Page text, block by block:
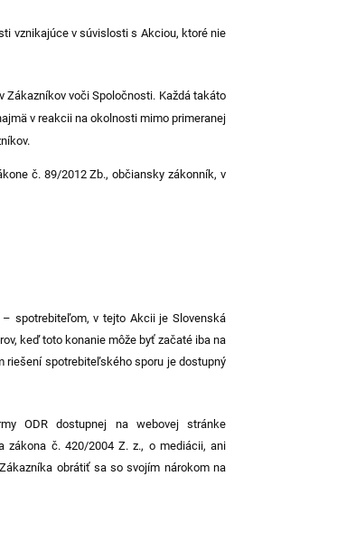
vznikajúce v súvislosti s Akciou, ktoré nie
Zákazníkov voči Spoločnosti. Každá takáto
v reakcii na okolnosti mimo primeranej
č. 89/2012 Zb., občiansky zákonník, v
spotrebiteľom, v tejto Akcii je Slovenská
keď toto konanie môže byť začaté iba na
riešení spotrebiteľského sporu je dostupný
ODR dostupnej na webovej stránke
zákona č. 420/2004 Z. z., o mediácii, ani
obrátiť sa so svojím nárokom na